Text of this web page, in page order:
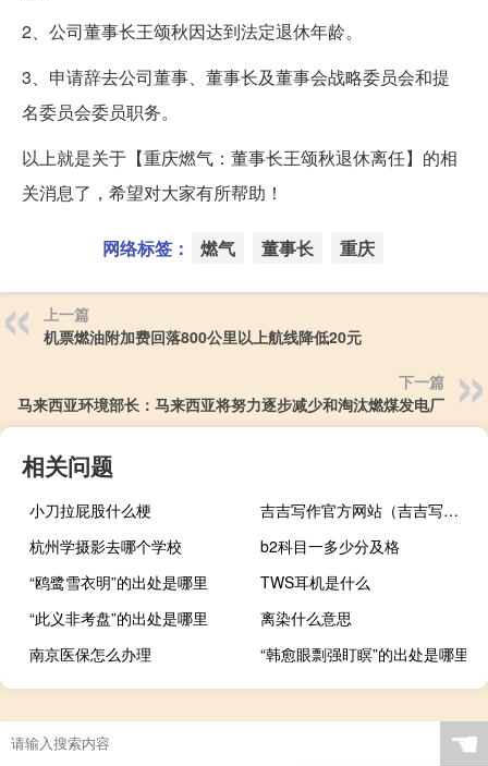
2、公司董事长王颂秋因达到法定退休年龄。
3、申请辞去公司董事、董事长及董事会战略委员会和提
名委员会委员职务。
以上就是关于【重庆燃气：董事长王颂秋退休离任】的相
关消息了，希望对大家有所帮助！
网络标签： 燃气 董事长 重庆
上一篇
机票燃油附加费回落800公里以上航线降低20元
下一篇
马来西亚环境部长：马来西亚将努力逐步减少和淘汰燃煤发电厂
相关问题
小刀拉屁股什么梗
吉吉写作官方网站（吉吉写作）
杭州学摄影去哪个学校
b2科目一多少分及格
“鸥鹭雪衣明”的出处是哪里
TWS耳机是什么
“此义非考盘”的出处是哪里
离染什么意思
南京医保怎么办理
“韩愈眼剽强盯瞑”的出处是哪里
☚